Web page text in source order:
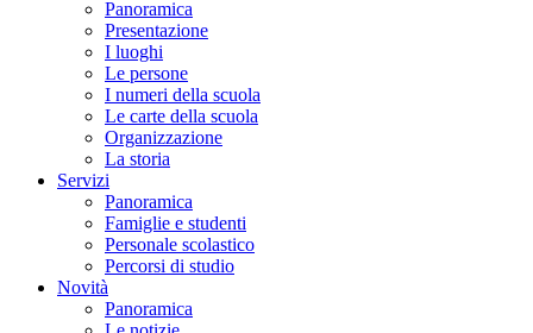
Panoramica
Presentazione
I luoghi
Le persone
I numeri della scuola
Le carte della scuola
Organizzazione
La storia
Servizi
Panoramica
Famiglie e studenti
Personale scolastico
Percorsi di studio
Novità
Panoramica